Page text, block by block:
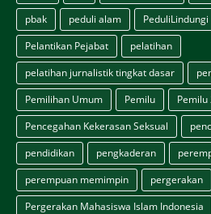
pbak
peduli alam PeduliLindungi
Pelantikan Pejabat
pelatihan
pelatihan jurnalistik tingkat dasar
Pemilihan Umum
Pemilu Pemilu
Pencegahan Kekerasan Seksual
pendidikan
pengkaderan
perempuan memimpin
pergerakan
Pergerakan Mahasiswa Islam Indonesia